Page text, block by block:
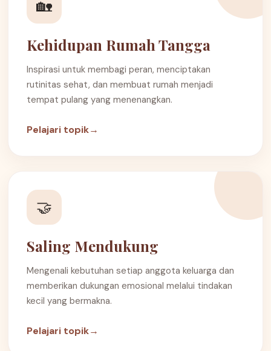
🏡
Kehidupan Rumah Tangga
Inspirasi untuk membagi peran, menciptakan
rutinitas sehat, dan membuat rumah menjadi
tempat pulang yang menenangkan.
Pelajari topik→
🤝
Saling Mendukung
Mengenali kebutuhan setiap anggota keluarga dan
memberikan dukungan emosional melalui tindakan
kecil yang bermakna.
Pelajari topik→